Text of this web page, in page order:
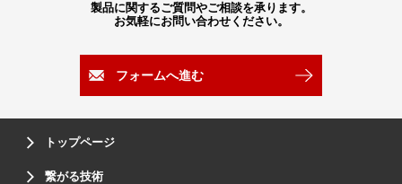
製品に関するご質問やご相談を承ります。
お気軽にお問い合わせください。
フォームへ進む
トップページ
繋がる技術